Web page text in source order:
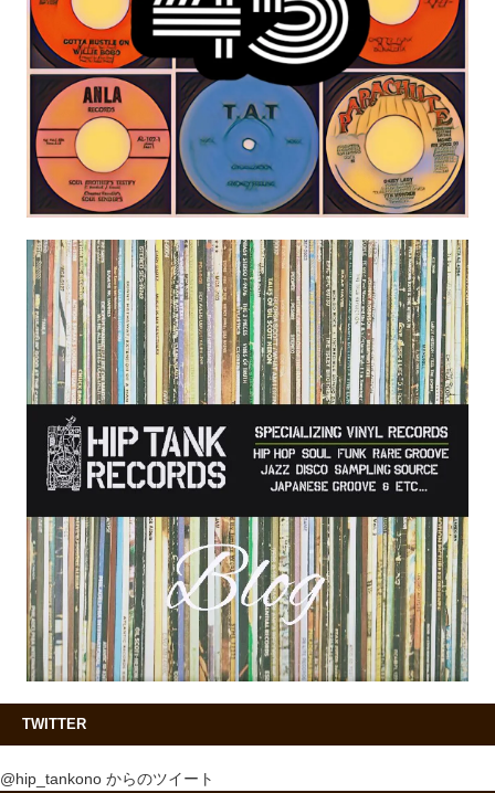
TWITTER
@hip_tankono からのツイート